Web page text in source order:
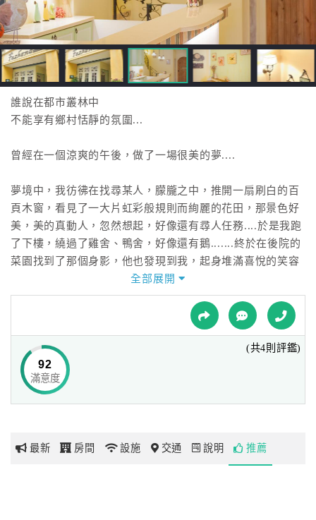
直
接
跟
飯
店
訂
房
HOT
色
民
宿
球
網
玩
誰說在都市叢林中
不能享有鄉村恬靜的氛圍...
曾經在一個涼爽的午後，做了一場很美的夢....
夢境中，我彷彿在找尋某人，朦朧之中，推開一扇刷白的百
頁木窗，看見了一大片虹彩般規則而絢麗的花田，那景色好
美，美的真動人，忽然想起，好像還有尋人任務....於是我跑
了下樓，繞過了雞舍、鴨舍，好像還有鵝.......終於在後院的
菜園找到了那個身影，他也發現到我，起身堆滿喜悅的笑容
對我說：「今天大豐收唷！」畫面中的我們笑得好開懷！好
幸福！
不知從何時開始，我們就有了這個夢。夢想著有塊田地，建
造一棟溫馨的洋房，每天開開心心過著鄉村恬靜的生活。一
直以來我們將這夢想當作人生的目標，直到２００８年金融
海嘯，景氣不好，媽媽在市區的店面也不好出租，突然竄出
一個想法：沒有鄉下大片土地，何不從市區著手。誰說在都
全部展開
92
滿意度
(共4則評鑑)
最新 房間 設施 交通 說明 推薦